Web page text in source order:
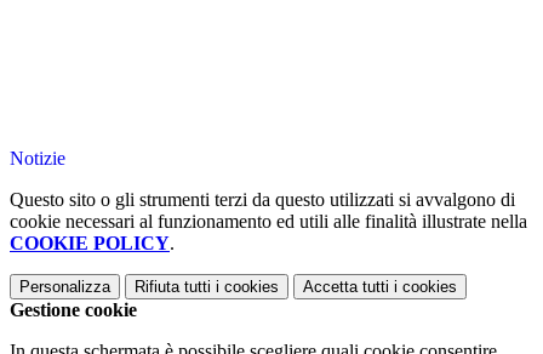
Notizie
Questo sito o gli strumenti terzi da questo utilizzati si avvalgono di
cookie necessari al funzionamento ed utili alle finalità illustrate nella
COOKIE POLICY.
Personalizza Rifiuta tutti i cookies Accetta tutti i cookies
Gestione cookie